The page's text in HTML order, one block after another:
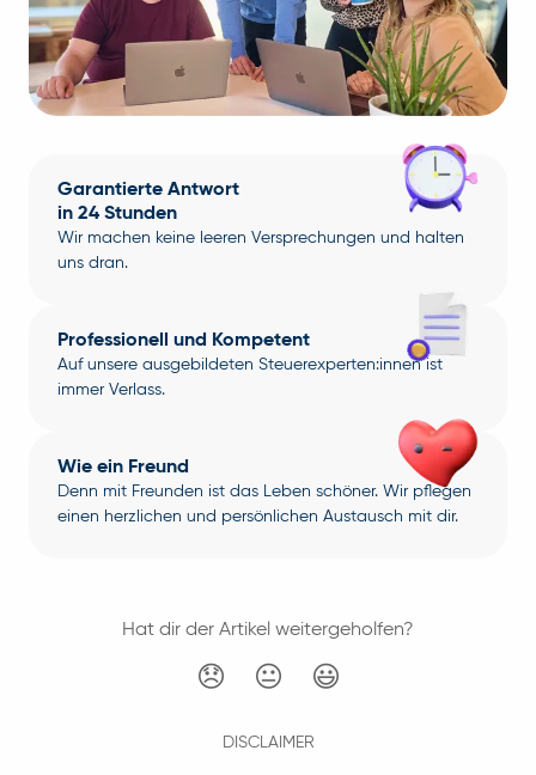
Garantierte Antwort
in 24 Stunden
Wir machen keine leeren Versprechungen und halten
uns dran.
Professionell und Kompetent
Auf unsere ausgebildeten Steuerexperten:innen ist
immer Verlass.
Wie ein Freund
Denn mit Freunden ist das Leben schöner. Wir pflegen
einen herzlichen und persönlichen Austausch mit dir.
Hat dir der Artikel weitergeholfen?
😞 😐 😃
DISCLAIMER